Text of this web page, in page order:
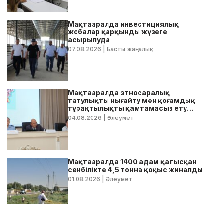
Мақтааралда инвестициялық
жобалар қарқынды жүзеге
асырылуда
07.08.2026 | Басты жаңалық
Мақтааралда этносаралық
татулықты нығайту мен қоғамдық
тұрақтылықты қамтамасыз ету
бойынша жедел кеңес өтті
04.08.2026 | Әлеумет
Мақтааралда 1400 адам қатысқан
сенбілікте 4,5 тонна қоқыс жиналды
01.08.2026 | Әлеумет